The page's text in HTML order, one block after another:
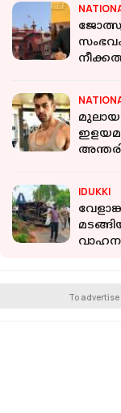
IDUKKI
To advertise